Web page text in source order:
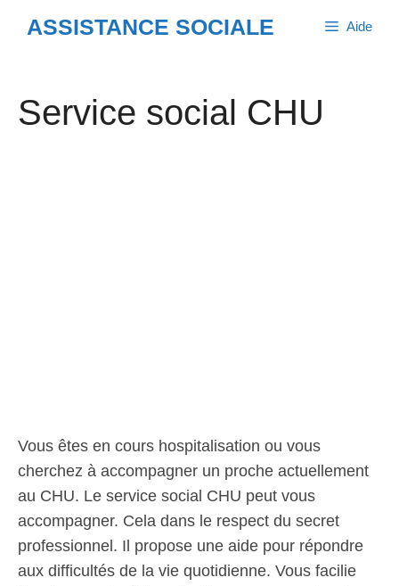
ASSISTANCE SOCIALE Aide
Service social CHU
Vous êtes en cours hospitalisation ou vous
cherchez à accompagner un proche actuellement
au CHU. Le service social CHU peut vous
accompagner. Cela dans le respect du secret
professionnel. Il propose une aide pour répondre
aux difficultés de la vie quotidienne. Vous facilie